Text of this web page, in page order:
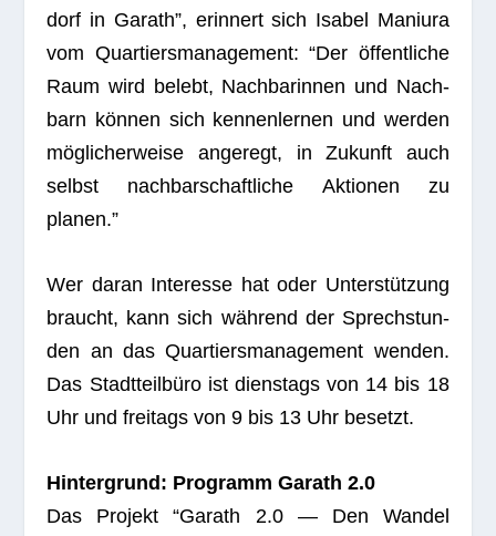
dorf in Garath”, erin­nert sich Isa­bel Mani­ura
vom Quar­tiers­ma­nage­ment: “Der öffent­li­che
Raum wird belebt, Nach­ba­rin­nen und Nach­
barn kön­nen sich ken­nen­ler­nen und wer­den
mög­li­cher­weise ange­regt, in Zukunft auch
selbst nach­bar­schaft­li­che Aktio­nen zu
planen.”
Wer daran Inter­esse hat oder Unter­stüt­zung
braucht, kann sich wäh­rend der Sprech­stun­
den an das Quar­tiers­ma­nage­ment wen­den.
Das Stadt­teil­büro ist diens­tags von 14 bis 18
Uhr und frei­tags von 9 bis 13 Uhr besetzt.
Hin­ter­grund: Pro­gramm Garath 2.0
Das Pro­jekt “Garath 2.0 — Den Wan­del